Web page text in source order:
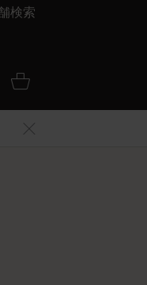
検索
ン(キーワード
カート 0 アイ
メニューを閉じる